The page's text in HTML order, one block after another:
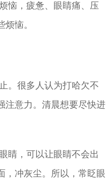
恼，疲惫、眼睛痛、压
恼。
。很多人认为打哈欠不
注意力。清晨想要尽快进
，可以让眼睛不会出
，冲灰尘。所以，常眨眼